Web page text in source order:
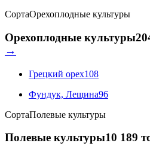
СортаОрехоплодные культуры
Орехоплодные культуры
→
Грецкий орех108
Фундук, Лещина96
СортаПолевые культуры
Полевые культуры10 189